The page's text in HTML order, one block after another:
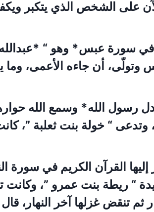
على الشخص الذي يتكبر
في سورة عبس* وهو “
وتولّى، أن جاءه الأعمى، وما
رسول الله* وسمع الله
وتدعى “ خولة بنت ثعلبة ”،
إليها القرآن الكريم في سورة
“ ريطة بنت عمرو ”،
تنقض غزلها آخر النهار، قال